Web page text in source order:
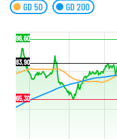
GD 50 GD 200
83,90
65,30
96,60